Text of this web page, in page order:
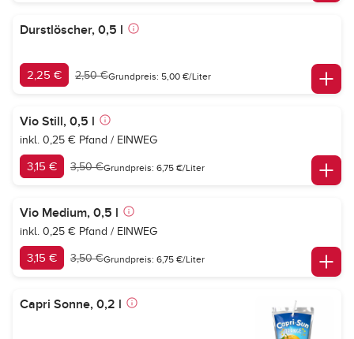
Durstlöscher, 0,5 l
2,25 € 2,50 €Grundpreis: 5,00 €/Liter
Vio Still, 0,5 l
inkl. 0,25 € Pfand / EINWEG
3,15 € 3,50 €Grundpreis: 6,75 €/Liter
Vio Medium, 0,5 l
inkl. 0,25 € Pfand / EINWEG
3,15 € 3,50 €Grundpreis: 6,75 €/Liter
Capri Sonne, 0,2 l